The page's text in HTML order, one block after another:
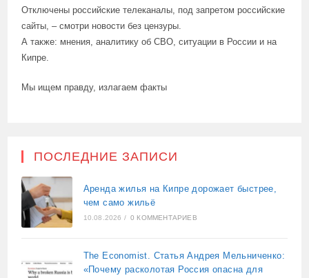
Отключены российские телеканалы, под запретом российские
сайты, – смотри новости без цензуры.
А также: мнения, аналитику об СВО, ситуации в России и на
Кипре.
Мы ищем правду, излагаем факты
ПОСЛЕДНИЕ ЗАПИСИ
Аренда жилья на Кипре дорожает быстрее,
чем само жильё
10.08.2026 / 0 КОММЕНТАРИЕВ
The Economist. Статья Андрея Мельниченко:
«Почему расколотая Россия опасна для